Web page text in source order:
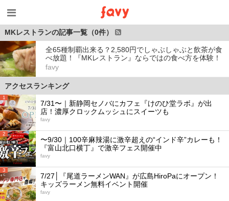
MKレストランの記事一覧（0件）
全65種制覇出来る？2,580円でしゃぶしゃぶと飲茶が食
べ放題！『MKレストラン』ならではの食べ方を体験！
favy
アクセスランキング
1
7/31〜｜新静岡セノバにカフェ『けのひ堂ラボ』が出
店！濃厚クロックムッシュにスイーツも
favy
2
〜9/30｜100辛麻辣湯に激辛超えの“インド辛”カレーも！
『富山北口横丁』で激辛フェス開催中
favy
3
7/27│『尾道ラーメンWAN』が広島HiroPaにオープン！
キッズラーメン無料イベント開催
favy